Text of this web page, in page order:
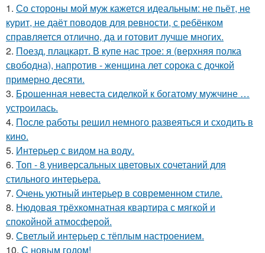
1. Со стороны мой муж кажется идеальным: не пьёт, не
курит, не даёт поводов для ревности, с ребёнком
справляется отлично, да и готовит лучше многих.
2. Поезд, плацкарт. В купе нас трое: я (верхняя полка
свободна), напротив - женщина лет сорока с дочкой
примерно десяти.
3. Брошенная невеста сиделкой к богатому мужчине …
устроилась.
4. После работы решил немного развеяться и сходить в
кино.
5. Интерьер с видом на воду.
6. Топ - 8 универсальных цветовых сочетаний для
стильного интерьера.
7. Очень уютный интерьер в современном стиле.
8. Нюдовая трёхкомнатная квартира с мягкой и
спокойной атмосферой.
9. Светлый интерьер с тёплым настроением.
10. С новым годом!